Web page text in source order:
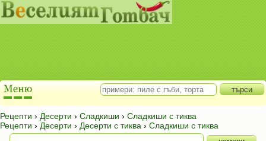
Рецепти › Десерти › Сладкиши › Сладкиши с тиква
Рецепти › Десерти › Десерти с тиква › Сладкиши с тиква